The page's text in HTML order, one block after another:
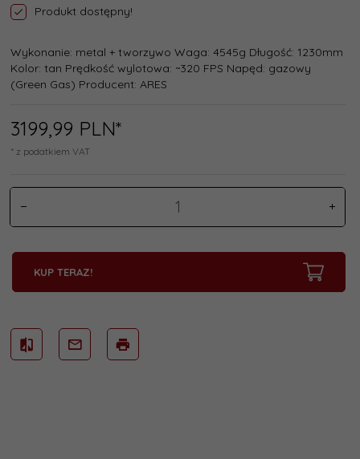
Produkt dostępny!
Wykonanie: metal + tworzywo Waga: 4545g Długość: 1230mm
Kolor: tan Prędkość wylotowa: ~320 FPS Napęd: gazowy
(Green Gas) Producent: ARES
3199,99 PLN*
* z podatkiem VAT
KUP TERAZ!